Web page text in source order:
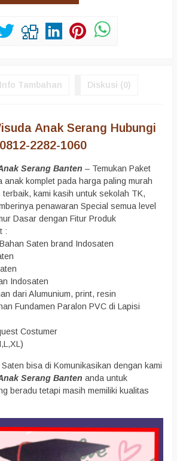
Info Tambahan Diskusi (0)
Anak Serang Hubungi
0812-2282-1060
Serang Banten – Temukan Paket
anak komplet pada harga paling murah
terbaik, kami kasih untuk sekolah TK,
penawaran Special semua level
Dasar dengan Fitur Produk
:
Saten brand Indosaten
Indosaten
dari Alumunium, print, resin
Fundamen Paralon PVC di Lapisi
Costumer
bisa di Komunikasikan dengan kami
Serang Banten anda untuk
beradu tetapi masih memiliki kualitas